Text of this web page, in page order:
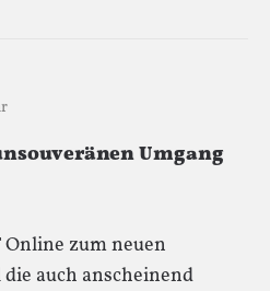
Umgang
zum neuen
auch anscheinend